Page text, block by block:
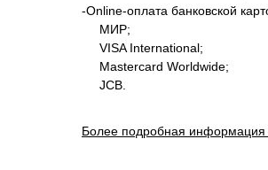
-Оnline-оплата банковской
МИР;
VISA International;
Mastercard Worldwide;
JCB.
Более подробная информация